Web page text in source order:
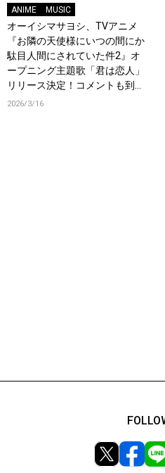
ANIME MUSIC
オーイシマサヨシ、TVアニメ
『お隣の天使様にいつの間にか
駄目人間にされていた件2』オ
ープニング主題歌「君は恋人」
リリース決定！コメントも到
着！
2026/3/16